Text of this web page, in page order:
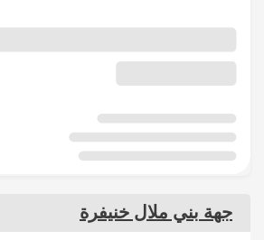
جهة بني ملال خنيفرة